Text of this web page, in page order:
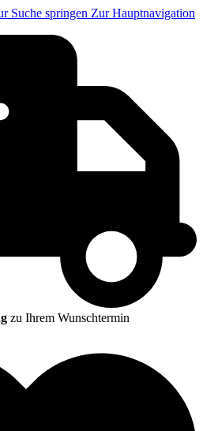
Suche springen Zur Hauptnavigation
zu Ihrem Wunschtermin